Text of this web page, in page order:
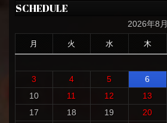
SCHEDULE
2026年8月
月 火 水 木
3
4 5 6
10
11 12 13
17
18 19 20